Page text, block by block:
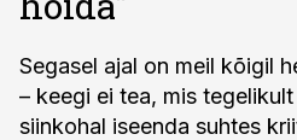
Segasel ajal on meil kõigil
– keegi ei tea, mis
siinkohal iseenda suhtes